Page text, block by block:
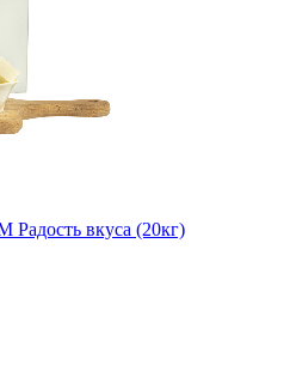
Радость вкуса (20кг)